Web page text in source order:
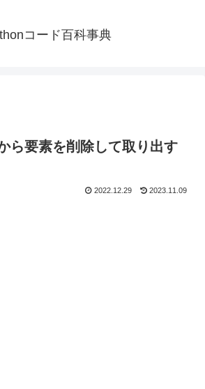
コード百科事典
ら要素を削除して取り出す
2022.12.29 2023.11.09